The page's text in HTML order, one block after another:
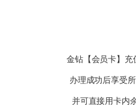
金钻【会员卡】
办理成功后享受
并可直接用卡内